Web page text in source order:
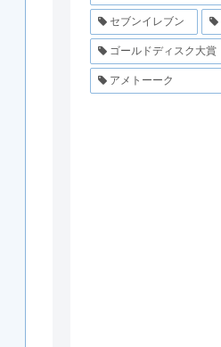
セブンイレブン
ゴールドディスク大賞
アメトーーク